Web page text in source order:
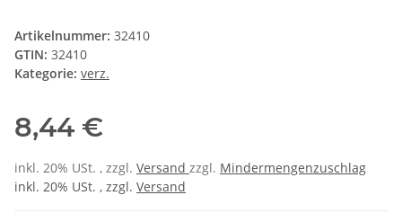
Artikelnummer: 32410
GTIN: 32410
Kategorie: verz.
8,44 €
inkl. 20% USt. , zzgl. Versand zzgl. Mindermengenzuschlag
inkl. 20% USt. , zzgl. Versand